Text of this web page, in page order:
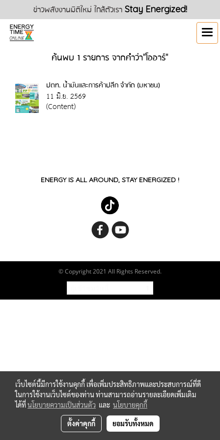
ข่าวพลังงานมิติใหม่ ใกล้ตัวเรา Stay Energized!
ค้นพบ 1 รายการ จากคำว่า"โออาร์"
ปตท. น้ำมันและการค้าปลีก จำกัด (มหาชน)
11 มิ.ย. 2569
(Content)
ENERGY IS ALL AROUND, STAY ENERGIZED !
© Copyright 2021 All Rights Reserved.
เว็บไซต์นี้มีการใช้งานคุกกี้ เพื่อเพิ่มประสิทธิภาพและประสบการณ์ที่ดี
ในการใช้งานเว็บไซต์ของท่าน ท่านสามารถอ่านรายละเอียดเพิ่มเติม
ได้ที่นโยบายความเป็นส่วนตัว และ นโยบายคุกกี้
ตั้งค่าคุกกี้ ยอมรับทั้งหมด